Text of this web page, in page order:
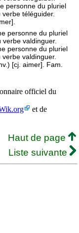
personne du pluriel
téléguider.
personne du pluriel
verbe valdinguer.
personne du pluriel
valdinguer.
[cj. aimer]. Fam.
officiel du
et de
Haut de page
Liste suivante